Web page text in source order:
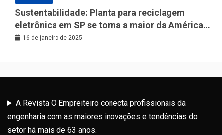
Sustentabilidade: Planta para reciclagem
eletrônica em SP se torna a maior da América
Latina
16 de janeiro de 2025
A Revista O Empreiteiro conecta profissionais da
engenharia com as maiores inovações e tendências do
setor há mais de 63 anos.